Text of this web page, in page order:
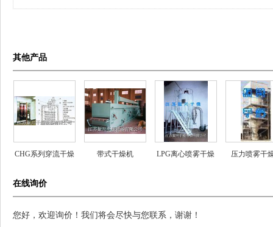
其他产品
CHG系列穿流干燥 带式干燥机 LPG离心喷雾干燥 压力喷雾干
在线询价
您好，欢迎询价！我们将会尽快与您联系，谢谢！